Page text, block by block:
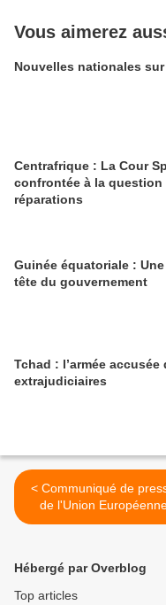
Vous aimerez
Nouvelles nationales sur
Centrafrique : La Cour
confrontée à la question
réparations
Guinée équatoriale :
tête du gouvernement
Tchad : l’armée accusée
extrajudiciaires
< Communiqué de presse
de l'Union
Hébergé par Overblog
Top articles